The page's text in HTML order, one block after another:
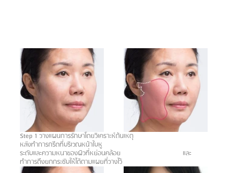
Step 1 วางแผนการรักษาโดยวิเคราะห์ต้นเหตุ
หลังทำการกรีดที่บริเวณหน้าใบหู
ระดับและความหนาของผิวที่หย่อนคล้อย				และ
ทำการดึงยกกระชับให้ได้ตามแผยที่วางไว้